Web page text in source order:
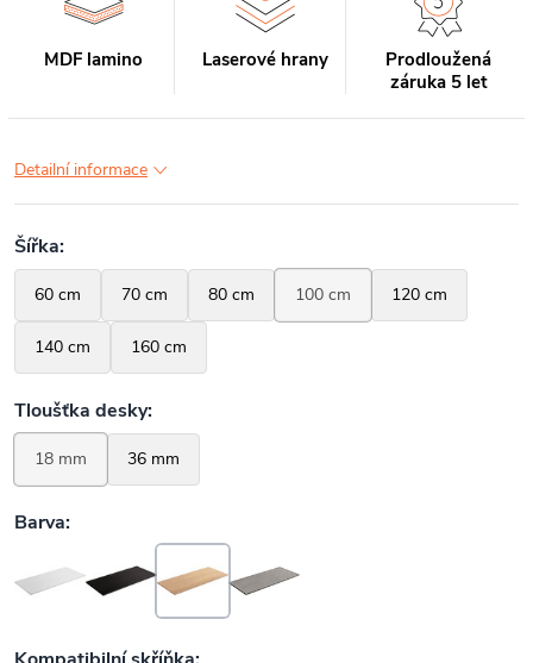
MDF lamino Laserové hrany
Prodloužená
záruka 5 let
Detailní informace